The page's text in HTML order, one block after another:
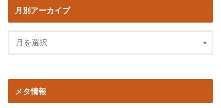
月別アーカイブ
メタ情報